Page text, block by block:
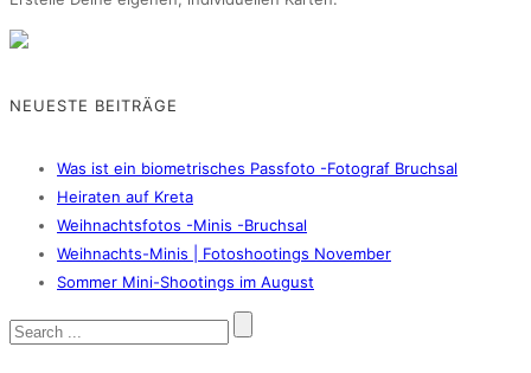
NEUESTE BEITRÄGE
Was ist ein biometrisches Passfoto -Fotograf Bruchsal
Heiraten auf Kreta
Weihnachtsfotos -Minis -Bruchsal
Weihnachts-Minis | Fotoshootings November
Sommer Mini-Shootings im August